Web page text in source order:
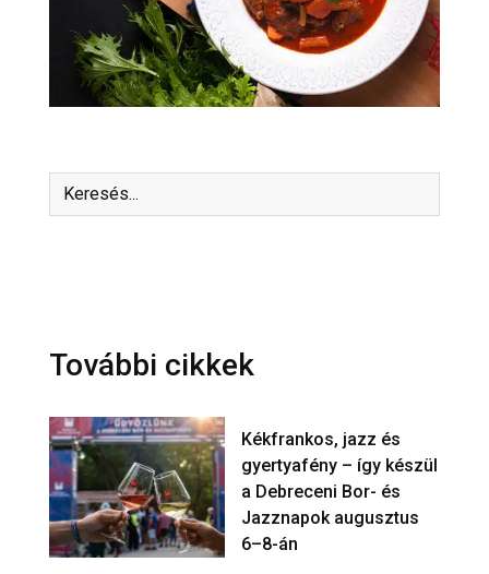
További cikkek
Kékfrankos, jazz és
gyertyafény – így készül
a Debreceni Bor- és
Jazznapok augusztus
6–8-án